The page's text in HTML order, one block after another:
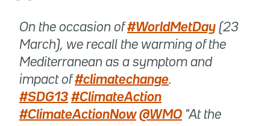
On the occasion of#WorldMetDay (23
March), we recall the warming of the
Mediterranean as a symptom and
impact of#climatechange.
#SDG13 #ClimateAction
#ClimateActionNow @WMO "At the